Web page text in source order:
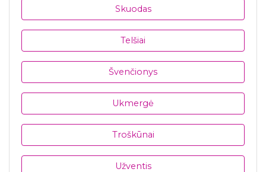
Skuodas
Telšiai
Švenčionys
Ukmergė
Troškūnai
Užventis